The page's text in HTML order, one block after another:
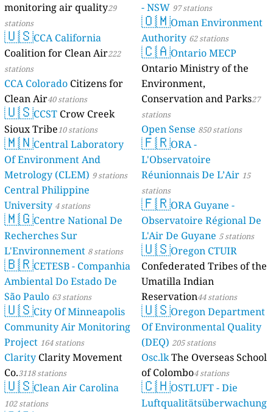
monitoring air quality29
stations
🇺🇸CCA California
Coalition for Clean Air222
stations
CCA Colorado Citizens for
Clean Air40 stations
🇺🇸CCST Crow Creek
Sioux Tribe10 stations
🇲🇳Central Laboratory
Of Environment And
Metrology (CLEM) 9 stations
Central Philippine
University 4 stations
🇲🇬Centre National De
Recherches Sur
L'Environnement 8 stations
🇧🇷CETESB - Companhia
Ambiental Do Estado De
São Paulo 63 stations
🇺🇸City Of Minneapolis
Community Air Monitoring
Project 164 stations
Clarity Clarity Movement
Co.3118 stations
🇺🇸Clean Air Carolina
102 stations
- NSW 97 stations
🇴🇲Oman Environment
Authority 62 stations
🇨🇦Ontario MECP
Ontario Ministry of the
Environment,
Conservation and Parks27
stations
Open Sense 850 stations
🇫🇷ORA -
L'Observatoire
Réunionnais De L’Air 15
stations
🇫🇷ORA Guyane -
Observatoire Régional De
L'Air De Guyane 5 stations
🇺🇸Oregon CTUIR
Confederated Tribes of the
Umatilla Indian
Reservation44 stations
🇺🇸Oregon Department
Of Environmental Quality
(DEQ) 205 stations
Osc.lkThe Overseas School
of Colombo4 stations
🇨🇭OSTLUFT - Die
Luftqualitätsüberwachung